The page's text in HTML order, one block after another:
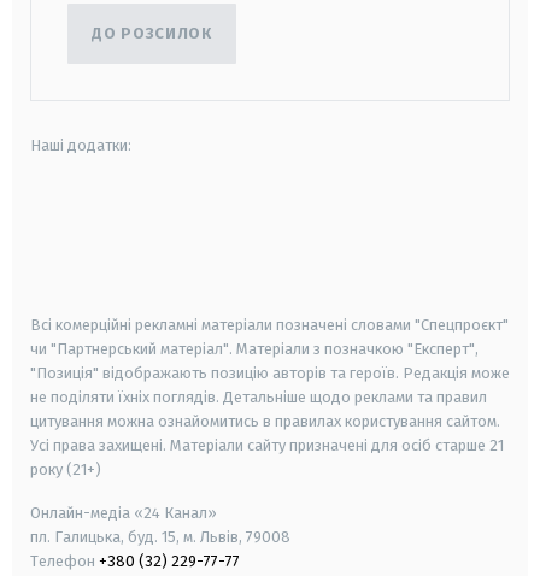
ДО РОЗСИЛОК
Наші додатки:
Всі комерційні рекламні матеріали позначені словами "Спецпроєкт"
чи "Партнерський матеріал". Матеріали з позначкою "Експерт",
"Позиція" відображають позицію авторів та героїв. Редакція може
не поділяти їхніх поглядів. Детальніше щодо реклами та правил
цитування можна ознайомитись в правилах користування сайтом.
Усі права захищені. Матеріали сайту призначені для осіб старше 21
року (21+)
Онлайн-медіа «24 Канал»
пл. Галицька, буд. 15, м. Львів, 79008
Телефон +380 (32) 229-77-77